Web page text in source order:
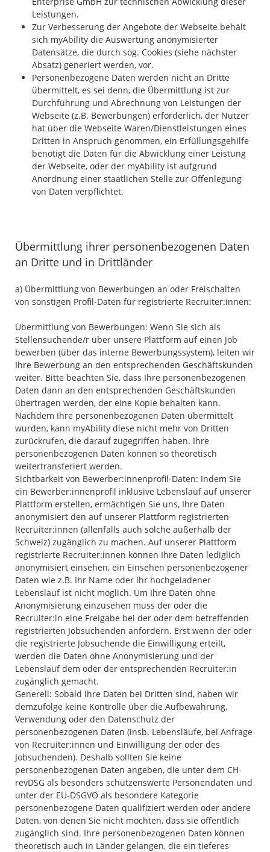
Leistungen.
Zur Verbesserung der Angebote der Webseite behält
sich myAbility die Auswertung anonymisierter
Datensätze, die durch sog. Cookies (siehe nächster
Absatz) generiert werden, vor.
Personenbezogene Daten werden nicht an Dritte
übermittelt, es sei denn, die Übermittlung ist zur
Durchführung und Abrechnung von Leistungen der
Webseite (z.B. Bewerbungen) erforderlich, der Nutzer
hat über die Webseite Waren/Dienstleistungen eines
Dritten in Anspruch genommen, ein Erfüllungsgehilfe
benötigt die Daten für die Abwicklung einer Leistung
der Webseite, oder der myAbility ist aufgrund
Anordnung einer staatlichen Stelle zur Offenlegung
von Daten verpflichtet.
Übermittlung ihrer personenbezogenen Daten
an Dritte und in Drittländer
a) Übermittlung von Bewerbungen an oder Freischalten
von sonstigen Profil-Daten für registrierte Recruiter:innen:
Übermittlung von Bewerbungen: Wenn Sie sich als
Stellensuchende/r über unsere Plattform auf einen Job
bewerben (über das interne Bewerbungssystem), leiten wir
Ihre Bewerbung an den entsprechenden Geschäftskunden
weiter. Bitte beachten Sie, dass Ihre personenbezogenen
Daten dann an den entsprechenden Geschäftskunden
übertragen werden, der eine Kopie behalten kann.
Nachdem Ihre personenbezogenen Daten übermittelt
wurden, kann myAbility diese nicht mehr von Dritten
zurückrufen, die darauf zugegriffen haben. Ihre
personenbezogenen Daten können so theoretisch
weitertransferiert werden.
Sichtbarkeit von Bewerber:innenprofil-Daten: Indem Sie
ein Bewerber:innenprofil inklusive Lebenslauf auf unserer
Plattform erstellen, ermächtigen Sie uns, Ihre Daten
anonymisiert den auf unserer Plattform registrierten
Recruiter:innen (allenfalls auch solche außerhalb der
Schweiz) zugänglich zu machen. Auf unserer Plattform
registrierte Recruiter:innen können Ihre Daten lediglich
anonymisiert einsehen, ein Einsehen personenbezogener
Daten wie z.B. Ihr Name oder Ihr hochgeladener
Lebenslauf ist nicht möglich. Um Ihre Daten ohne
Anonymisierung einzusehen muss der oder die
Recruiter:in eine Freigabe bei der oder dem betreffenden
registrierten Jobsuchenden anfordern. Erst wenn der oder
die registrierte Jobsuchende die Einwilligung erteilt,
werden die Daten ohne Anonymisierung und der
Lebenslauf dem oder der entsprechenden Recruiter:in
zugänglich gemacht.
Generell: Sobald Ihre Daten bei Dritten sind, haben wir
demzufolge keine Kontrolle über die Aufbewahrung,
Verwendung oder den Datenschutz der
personenbezogenen Daten (insb. Lebensläufe, bei Anfrage
von Recruiter:innen und Einwilligung der oder des
Jobsuchenden). Deshalb sollten Sie keine
personenbezogenen Daten angeben, die unter dem CH-
revDSG als besonders schützenswerte Personendaten und
unter der EU-DSGVO als besondere Kategorie
personenbezogene Daten qualifiziert werden oder andere
Daten, von denen Sie nicht möchten, dass sie öffentlich
zugänglich sind. Ihre personenbezogenen Daten können
theoretisch auch in Länder gelangen, die ein tieferes